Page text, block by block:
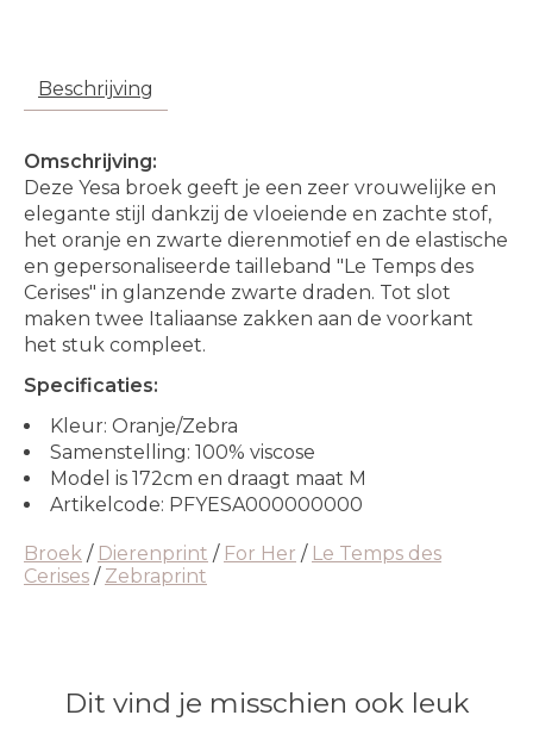
Beschrijving
Omschrijving:
Deze Yesa broek geeft je een zeer vrouwelijke en
elegante stijl dankzij de vloeiende en zachte stof,
het oranje en zwarte dierenmotief en de elastische
en gepersonaliseerde tailleband "Le Temps des
Cerises" in glanzende zwarte draden. Tot slot
maken twee Italiaanse zakken aan de voorkant
het stuk compleet.
Specificaties:
Kleur: Oranje/Zebra
Samenstelling: 100% viscose
Model is 172cm en draagt maat M
Artikelcode: PFYESA000000000
Broek / Dierenprint / For Her / Le Temps des
Cerises / Zebraprint
Dit vind je misschien ook leuk